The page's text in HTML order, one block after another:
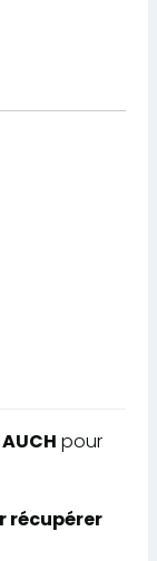
AUCH pour
récupérer